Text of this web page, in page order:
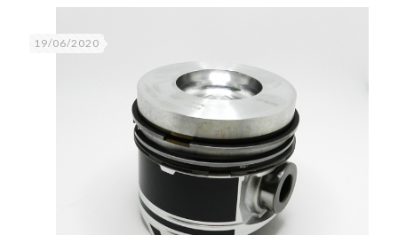
19/06/2020